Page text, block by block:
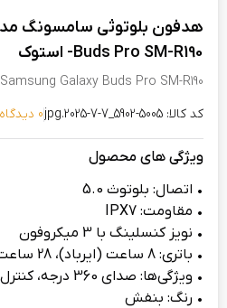
Buds Pro SM-R190- استوک
Samsung Galaxy Buds Pro SM-R190
کد کالا: 5005-5902_7-7-2025.jpg
0 دیدگاه
ویژگی های محصول
• اتصال: بلوتوث 5.0
• مقاومت: IPX7
• نویز کنسلینگ با 3 میکروفون
• باتری: 8 ساعت (ایرباد)، 28 ساعت (با کیس)
• ویژگی‌ها: صدای 360 درجه، کنترل لمسی، پشتیبانی Bixby
• رنگ‌: بنفش